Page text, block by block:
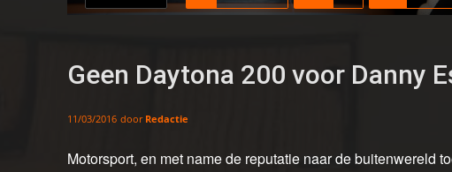
Geen Daytona 200 voor Danny
11/03/2016 door Redactie
Motorsport, en met name de reputatie naar de buitenwereld